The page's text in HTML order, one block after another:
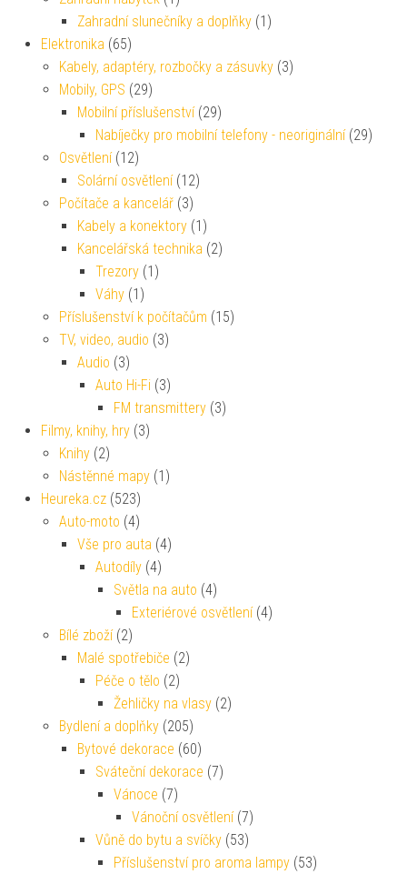
Zahradní slunečníky a doplňky (1)
Elektronika (65)
Kabely, adaptéry, rozbočky a zásuvky (3)
Mobily, GPS (29)
Mobilní příslušenství (29)
Nabíječky pro mobilní telefony - neoriginální (29)
Osvětlení (12)
Solární osvětlení (12)
Počítače a kancelář (3)
Kabely a konektory (1)
Kancelářská technika (2)
Trezory (1)
Váhy (1)
Příslušenství k počítačům (15)
TV, video, audio (3)
Audio (3)
Auto Hi-Fi (3)
FM transmittery (3)
Filmy, knihy, hry (3)
Knihy (2)
Nástěnné mapy (1)
Heureka.cz (523)
Auto-moto (4)
Vše pro auta (4)
Autodíly (4)
Světla na auto (4)
Exteriérové osvětlení (4)
Bílé zboží (2)
Malé spotřebiče (2)
Péče o tělo (2)
Žehličky na vlasy (2)
Bydlení a doplňky (205)
Bytové dekorace (60)
Sváteční dekorace (7)
Vánoce (7)
Vánoční osvětlení (7)
Vůně do bytu a svíčky (53)
Příslušenství pro aroma lampy (53)